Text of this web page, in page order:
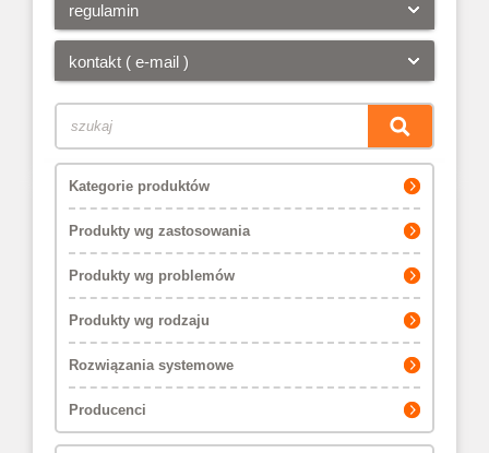
regulamin
kontakt ( e-mail )
Kategorie produktów
Produkty wg zastosowania
Produkty wg problemów
Produkty wg rodzaju
Rozwiązania systemowe
Producenci